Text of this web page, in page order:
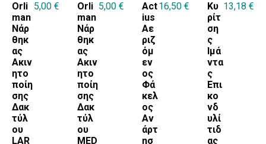
SMALL
Orli
man
Νάρ
θηκ
ας
Ακιν
ητο
ποίη
σης
Δακ
τύλ
ου
LAR
5,00 €
Orli
man
Νάρ
θηκ
ας
Ακιν
ητο
ποίη
σης
Δακ
τύλ
ου
MED
5,00 €
Act
ius
Αε
ριζ
όμ
εν
ος
Φά
κελ
ος
Αν
άρτ
ησ
16,50 €
Κυ
ρίτ
ση
ς
Ιμά
ντα
ς
Επι
κο
νδ
υλί
τιδ
ας
13,18 €